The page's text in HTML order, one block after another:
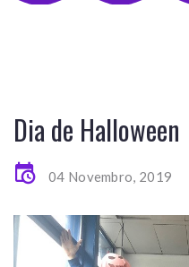
Dia de Halloween
04 Novembro, 2019